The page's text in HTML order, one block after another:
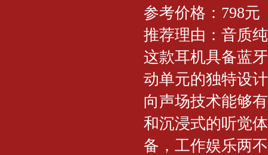
参考价格：798元
推荐理由：音质
这款耳机具备蓝
动单元的独特设
向声场技术能够
和沉浸式的听觉
备，工作娱乐两